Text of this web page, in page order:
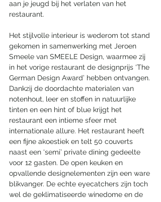
aan je jeugd bij het verlaten van het
restaurant.
Het stijlvolle interieur is wederom tot stand
gekomen in samenwerking met Jeroen
Smeele van SMEELE Design, waarmee zij
in het vorige restaurant de designprijs ‘The
German Design Award’ hebben ontvangen.
Dankzij de doordachte materialen van
notenhout, leer en stoffen in natuurlijke
tinten en een hint of blue krijgt het
restaurant een intieme sfeer met
internationale allure. Het restaurant heeft
een fijne akoestiek en telt 50 couverts
naast een ‘semi’ private dining gedeelte
voor 12 gasten. De open keuken en
opvallende designelementen zijn een ware
blikvanger. De echte eyecatchers zijn toch
wel de geklimatiseerde winedome en de